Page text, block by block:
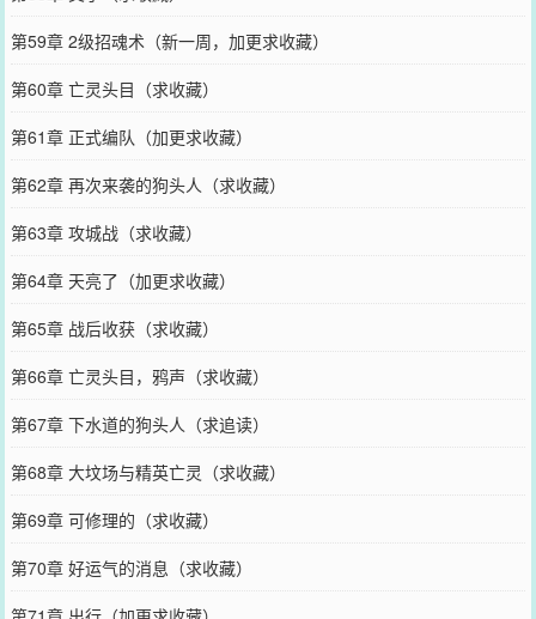
第59章 2级招魂术（新一周，加更求收藏）
第60章 亡灵头目（求收藏）
第61章 正式编队（加更求收藏）
第62章 再次来袭的狗头人（求收藏）
第63章 攻城战（求收藏）
第64章 天亮了（加更求收藏）
第65章 战后收获（求收藏）
第66章 亡灵头目，鸦声（求收藏）
第67章 下水道的狗头人（求追读）
第68章 大坟场与精英亡灵（求收藏）
第69章 可修理的（求收藏）
第70章 好运气的消息（求收藏）